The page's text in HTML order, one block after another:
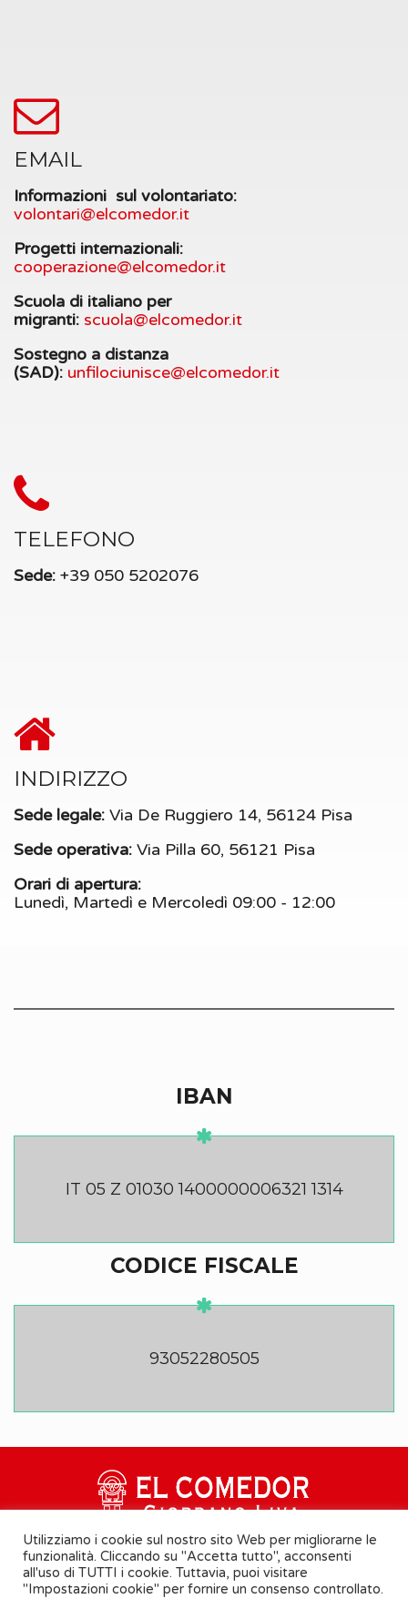
EMAIL
Informazioni sul volontariato:
volontari@elcomedor.it
Progetti internazionali:
cooperazione@elcomedor.it
Scuola di italiano per
migranti: scuola@elcomedor.it
Sostegno a distanza
(SAD): unfilociunisce@elcomedor.it
TELEFONO
Sede: +39 050 5202076
INDIRIZZO
Sede legale: Via De Ruggiero 14, 56124 Pisa
Sede operativa: Via Pilla 60, 56121 Pisa
Orari di apertura:
Lunedì, Martedì e Mercoledì 09:00 - 12:00
IBAN
IT 05 Z 01030 1400000006321 1314
CODICE FISCALE
93052280505
Utilizziamo i cookie sul nostro sito Web per migliorarne le
funzionalità. Cliccando su "Accetta tutto", acconsenti
all'uso di TUTTI i cookie. Tuttavia, puoi visitare
"Impostazioni cookie" per fornire un consenso controllato.